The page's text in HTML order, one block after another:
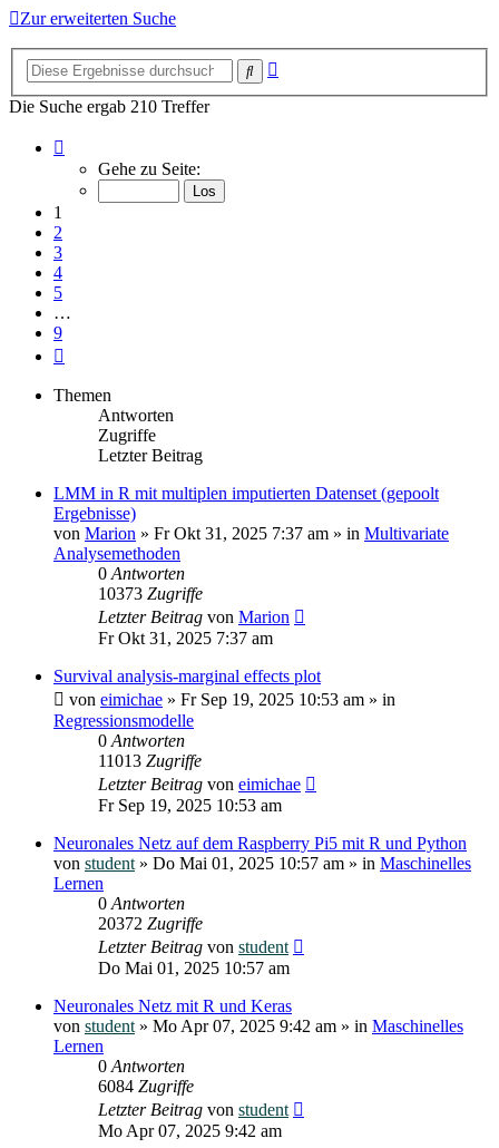
Zur erweiterten Suche
Suche
Die Suche ergab 210 Treffer
von
Gehe zu Seite:
1
2
3
4
5
…
9
Themen
Antworten
Zugriffe
Letzter Beitrag
LMM in R mit multiplen imputierten Datenset (gepoolt
Ergebnisse)
von Marion » Fr Okt 31, 2025 7:37 am » in Multivariate
Analysemethoden
0 Antworten
10373 Zugriffe
Letzter Beitrag von Marion
Fr Okt 31, 2025 7:37 am
Survival analysis-marginal effects plot
von eimichae » Fr Sep 19, 2025 10:53 am » in
Regressionsmodelle
0 Antworten
11013 Zugriffe
Letzter Beitrag von eimichae
Fr Sep 19, 2025 10:53 am
Neuronales Netz auf dem Raspberry Pi5 mit R und Python
von student » Do Mai 01, 2025 10:57 am » in Maschinelles
Lernen
0 Antworten
20372 Zugriffe
Letzter Beitrag von student
Do Mai 01, 2025 10:57 am
Neuronales Netz mit R und Keras
von student » Mo Apr 07, 2025 9:42 am » in Maschinelles
Lernen
0 Antworten
6084 Zugriffe
Letzter Beitrag von student
Mo Apr 07, 2025 9:42 am